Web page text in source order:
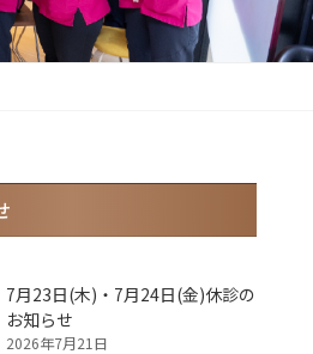
7月23日(木)・7月24日(金)休診の
お知らせ
2026年7月21日